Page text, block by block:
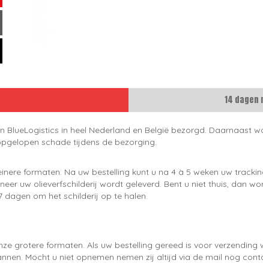
14
in heel Nederland en België bezorgd. Daarnaast
schade tijdens de bezorging.
formaten. Na uw bestelling kunt u na 4 à 5 weken uw
uw olieverfschilderij wordt geleverd. Bent u niet thuis, dan
dagen om het schilderij op te halen.
grotere formaten. Als uw bestelling gereed is voor
Mocht u niet opnemen nemen zij altijd via de mail nog